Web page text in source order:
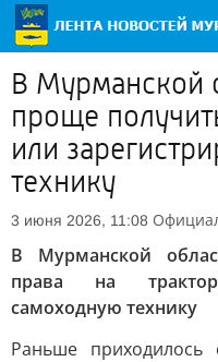
В Мурманской
проще
или
технику
3 июня 2026, 11:08
В Мурманской
права на
самоходную технику
Раньше приходилось